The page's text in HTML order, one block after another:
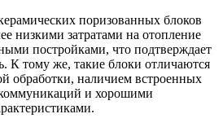
поризованных блоков
низкими затратами на отопление
постройками, что подтверждает
К тому же, такие блоки отличаются
обработки, наличием встроенных
и хорошими